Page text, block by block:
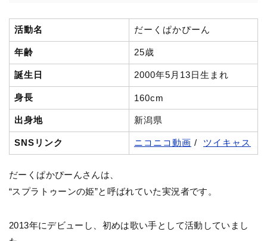
活動名 だーくぱかぴーん
年齢 25歳
誕生日 2000年5月13日生まれ
身長 160cm
出身地 新潟県
SNSリンク ニコニコ動画 / ツイキャス
だーくぱかぴーんさんは、
“スプラトゥーンの姫”と呼ばれていた実況者です。
2013年にデビューし、初めは歌い手として活動していまし